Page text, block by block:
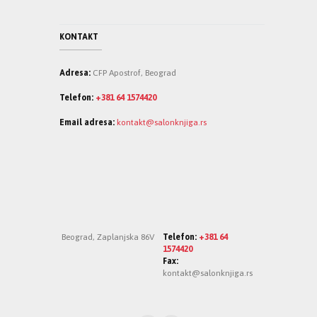
KONTAKT
Adresa: CFP Apostrof, Beograd
Telefon: +381 64 1574420
Email adresa: kontakt@salonknjiga.rs
Telefon: +381 64
1574420
Fax:
kontakt@salonknjiga.rs
Beograd, Zaplanjska 86V